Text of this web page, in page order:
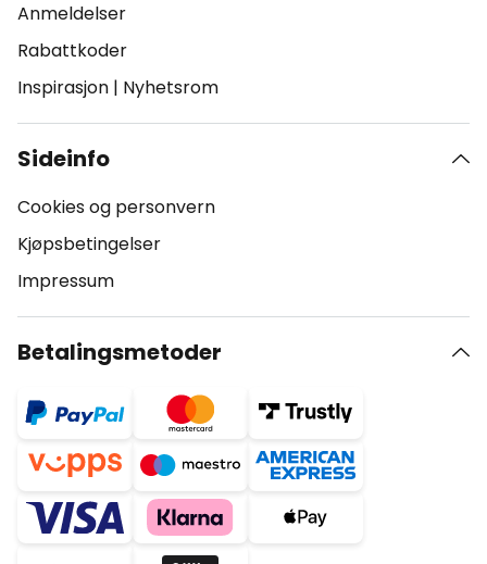
Anmeldelser
Rabattkoder
Inspirasjon | Nyhetsrom
Sideinfo
Cookies og personvern
Kjøpsbetingelser
Impressum
Betalingsmetoder